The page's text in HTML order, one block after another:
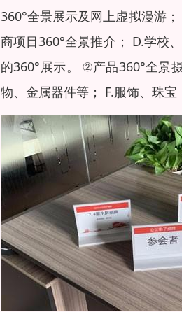
360°全景展示及网上虚拟漫游
商项目360°全景推介； D.学校
的360°展示。 ②产品360°全景
物、金属器件等； F.服饰、珠宝